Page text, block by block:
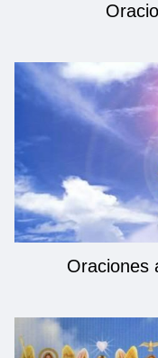
Oraciones